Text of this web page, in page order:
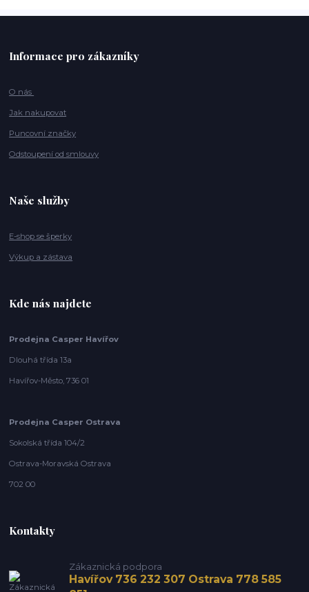
Informace pro zákazníky
O nás
Jak nakupovat
Puncovní značky
Odstoupení od smlouvy
Naše služby
E-shop se šperky
Výkup a zástava
Kde nás najdete
Prodejna Casper Havířov
Dlouhá třída 13a
Havířov-Město, 736 01
Prodejna Casper Ostrava
Sokolská třída 104/2
Ostrava-Moravská Ostrava
702 00
Kontakty
Zákaznická podpora
Havířov 736 232 307 Ostrava 778 585